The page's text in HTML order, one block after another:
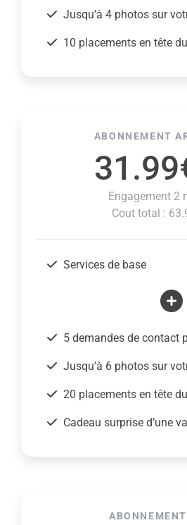
Jusqu’à 4 photos sur
10 placements en tête
ABONNEMENT
Engagement 2
Cout total :
Services de base
5 demandes de contact
Jusqu’à 6 photos sur
20 placements en tête
Cadeau surprise d’une